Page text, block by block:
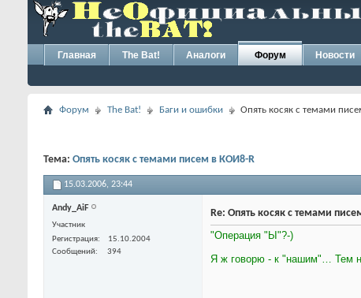
Главная The Bat! Аналоги Форум Новости
Форум The Bat! Баги и ошибки Опять косяк с темами
Тема: Опять косяк с темами писем в КОИ8-R
15.03.2006, 23:44
Andy_AiF
Участник
Регистрация
15.10.2004
Сообщений
394
Re: Опять косяк с темами
"Операция "Ы"?-)
Я ж говорю - к "нашим"… Тем